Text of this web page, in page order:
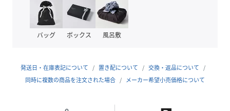
＊＊＊＊＊＊＊＊＊＊＊＊＊＊＊＊＊＊＊＊＊＊
【スタッフ着用コメント】
《スタッフstaff.I》
りとしたサイズです。
素材感：レース編みで柔らかく、程よく伸縮性があります。
バッグ ボックス 風呂敷
発送日・在庫表記について 置き配について
交換・返品について
同時に複数の商品を注文された場合
メーカー希望小売価格について